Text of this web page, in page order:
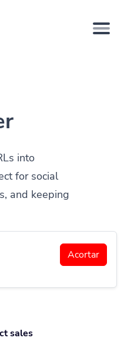
into
for social
and keeping
Acortar
sales